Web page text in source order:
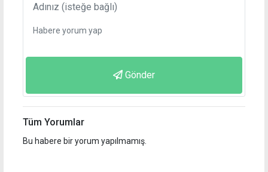
Gönder
Tüm Yorumlar
Bu habere bir yorum yapılmamış.